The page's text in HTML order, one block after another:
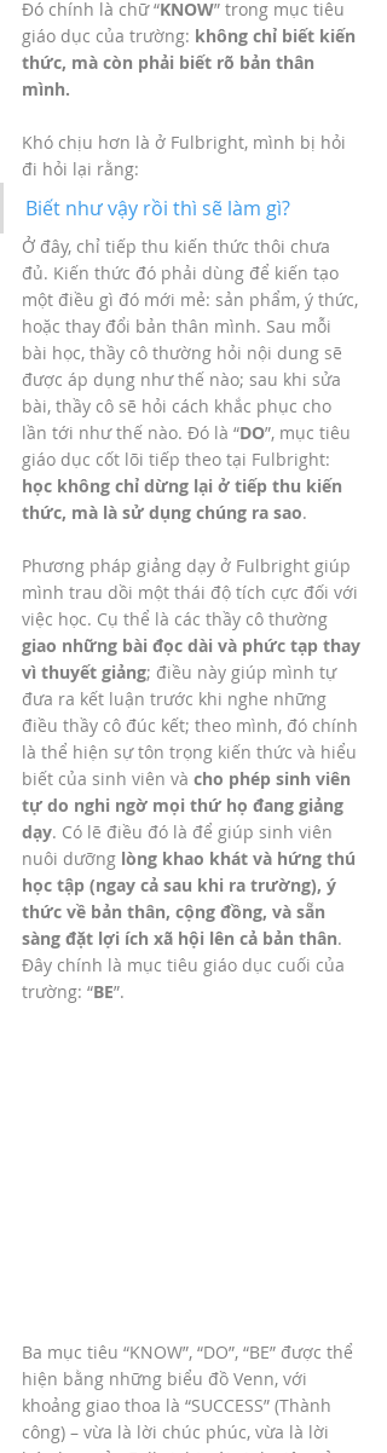
Đó chính là chữ “KNOW” trong mục tiêu
giáo dục của trường: không chỉ biết kiến
thức, mà còn phải biết rõ bản thân
mình.
Khó chịu hơn là ở Fulbright, mình bị hỏi
đi hỏi lại rằng:
Biết như vậy rồi thì sẽ làm gì?
Ở đây, chỉ tiếp thu kiến thức thôi chưa
đủ. Kiến thức đó phải dùng để kiến tạo
một điều gì đó mới mẻ: sản phẩm, ý thức,
hoặc thay đổi bản thân mình. Sau mỗi
bài học, thầy cô thường hỏi nội dung sẽ
được áp dụng như thế nào; sau khi sửa
bài, thầy cô sẽ hỏi cách khắc phục cho
lần tới như thế nào. Đó là “DO”, mục tiêu
giáo dục cốt lõi tiếp theo tại Fulbright:
học không chỉ dừng lại ở tiếp thu kiến
thức, mà là sử dụng chúng ra sao.
Phương pháp giảng dạy ở Fulbright giúp
mình trau dồi một thái độ tích cực đối với
việc học. Cụ thể là các thầy cô thường
giao những bài đọc dài và phức tạp thay
vì thuyết giảng; điều này giúp mình tự
đưa ra kết luận trước khi nghe những
điều thầy cô đúc kết; theo mình, đó chính
là thể hiện sự tôn trọng kiến thức và hiểu
biết của sinh viên và cho phép sinh viên
tự do nghi ngờ mọi thứ họ đang giảng
dạy. Có lẽ điều đó là để giúp sinh viên
nuôi dưỡng lòng khao khát và hứng thú
học tập (ngay cả sau khi ra trường), ý
thức về bản thân, cộng đồng, và sẵn
sàng đặt lợi ích xã hội lên cả bản thân.
Đây chính là mục tiêu giáo dục cuối của
trường: “BE”.
Ba mục tiêu “KNOW”, “DO”, “BE” được thể
hiện bằng những biểu đồ Venn, với
khoảng giao thoa là “SUCCESS” (Thành
công) – vừa là lời chúc phúc, vừa là lời